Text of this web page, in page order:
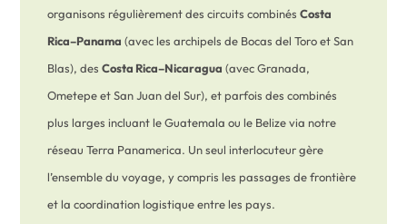
organisons régulièrement des circuits combinésCosta
Rica–Panama (avec les archipels de Bocas del Toro et San
Blas), desCosta Rica–Nicaragua (avec Granada,
Ometepe et San Juan del Sur), et parfois des combinés
plus larges incluant le Guatemala ou le Belize via notre
réseau Terra Panamerica. Un seul interlocuteur gère
l’ensemble du voyage, y compris les passages de frontière
et la coordination logistique entre les pays.